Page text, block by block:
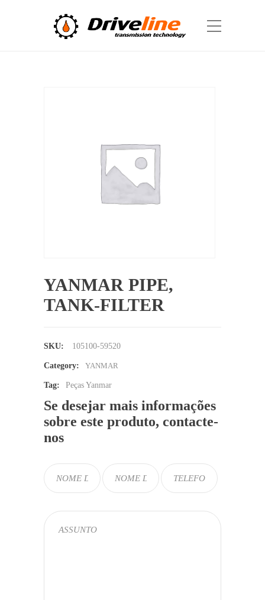
YANMAR PIPE,
TANK-FILTER
SKU: 105100-59520
Category: YANMAR
Tag: Peças Yanmar
Se desejar mais informações
sobre este produto, contacte-
nos